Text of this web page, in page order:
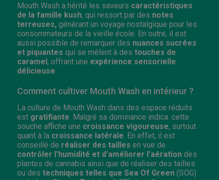
Mouth Wash a hérité les saveurs caractéristiques
de la famille kush, qui ressort par des notes
terreuses, générant un voyage nostalgique pour les
consommateurs de la vieille école. En outre, il est
aussi possible de remarquer des nuances sucrées
et piquantes qui se mêlent à des touches de
caramel, offrant une expérience sensorielle
délicieuse
Comment cultiver Mouth Wash en intérieur ?
La culture de Mouth Wash dans des espace réduits
est gratifiante . Malgré sa dominance indica. cette
souche affiche une croissance vigoureuse, surtout
quant à la croissance latérale . En effet, il est
conseillé de réaliser des tailles en vue de
contrôler l’humidité et d'améliorer l’aération des
plantes de cannabis ainsi que de réaliser des tailles
ou des techniques telles que Sea Of Green (SOG)